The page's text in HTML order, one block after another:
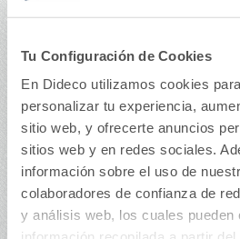
Tu Configuración de Cookies
En Dideco utilizamos cookies
personalizar tu experiencia,
sitio web, y ofrecerte anuncios
sitios web y en redes sociales.
información sobre el uso de
colaboradores de confianza de
y análisis web, los cuales pueden